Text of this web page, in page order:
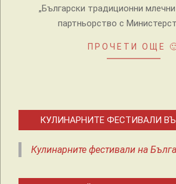
„Български традиционни
партньорство с
ПРОЧЕТИ ОЩЕ
КУЛИНАРНИТЕ ФЕСТИВАЛИ ВЪВ
Кулинарните фестивали на